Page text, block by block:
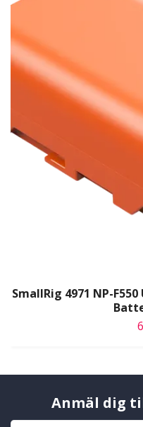
SmallRig 4971 NP-
Anmäl dig